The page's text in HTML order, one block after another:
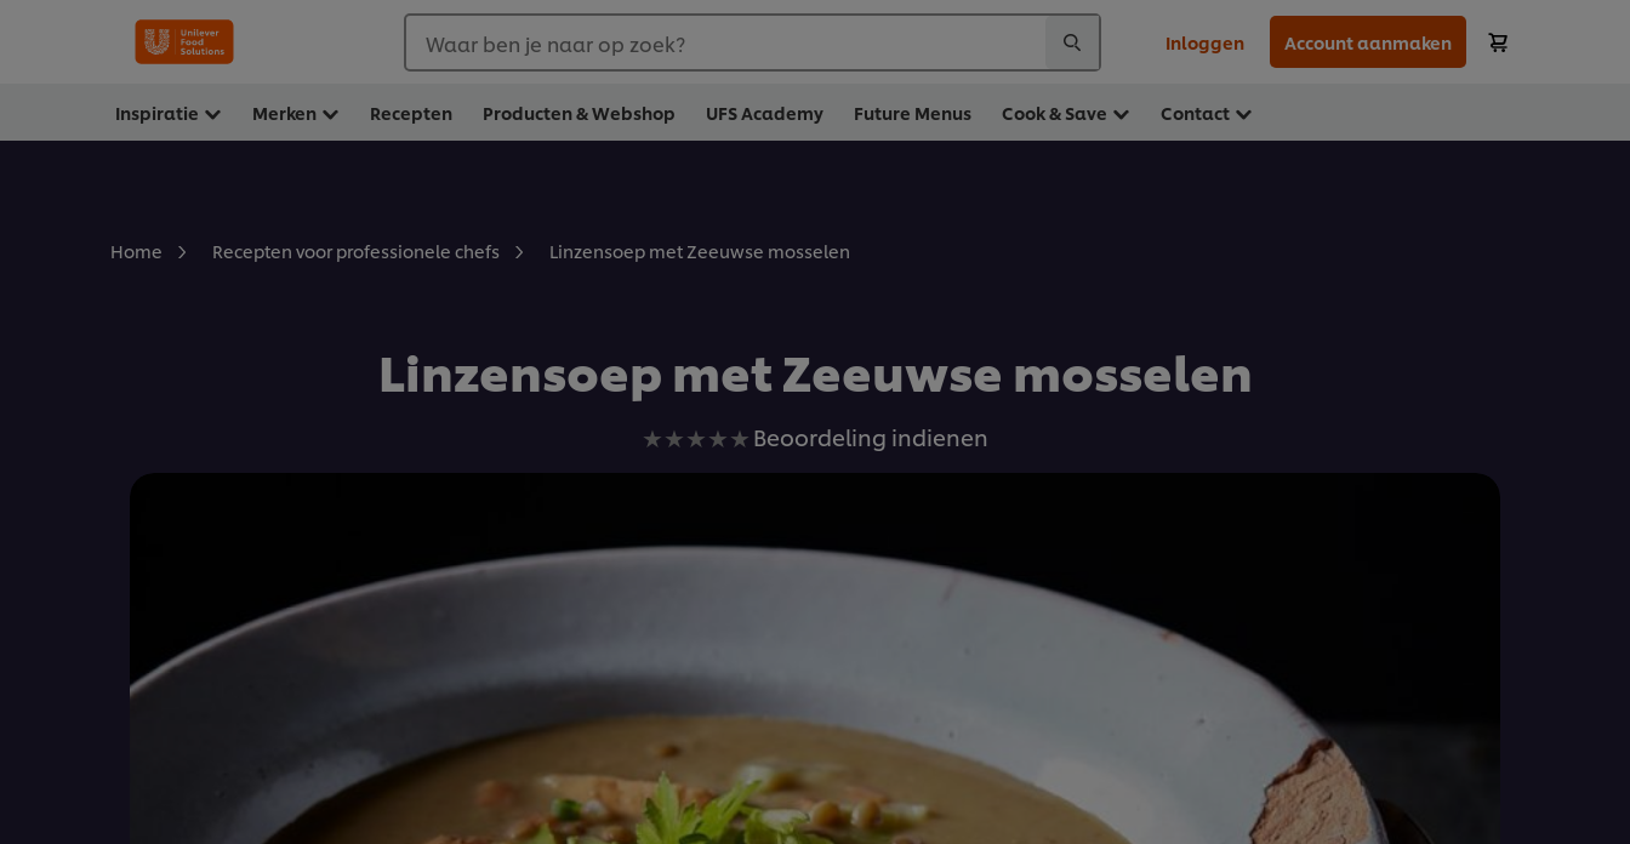
Waar ben je naar op zoek? Inloggen Account aanmaken
Inspiratie Merken Recepten Producten & Webshop UFS Academy Future Menus Cook & Save Contact
Home Recepten voor professionele chefs Linzensoep met Zeeuwse mosselen
Linzensoep met Zeeuwse mosselen
Geen
beoordelingen
deze
Beoordeling indienen